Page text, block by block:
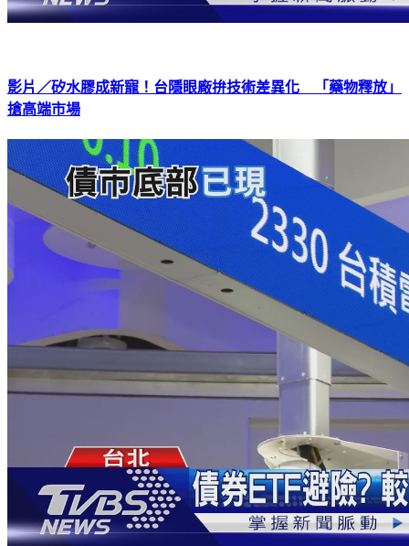
影片／矽水膠成新寵！台隱眼廠拚技術差異化 「藥物釋放」
搶高端市場